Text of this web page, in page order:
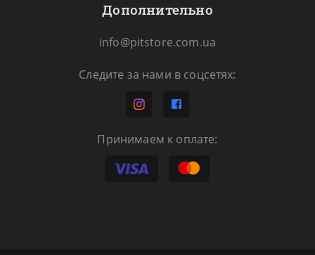
Дополнительно
info@pitstore.com.ua
Следите за нами в соцсетях:
Принимаем к оплате: